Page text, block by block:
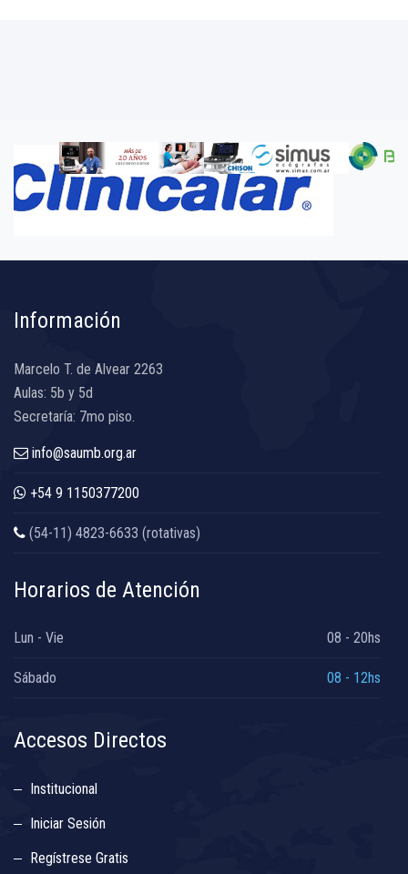
Información
Marcelo T. de Alvear 2263
Aulas: 5b y 5d
Secretaría: 7mo piso.
info@saumb.org.ar
+54 9 1150377200
(54-11) 4823-6633 (rotativas)
Horarios de Atención
Lun - Vie 08 - 20hs
Sábado 08 - 12hs
Accesos Directos
Institucional
Iniciar Sesión
Regístrese Gratis